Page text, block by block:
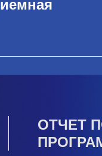
ОТЧЕТ